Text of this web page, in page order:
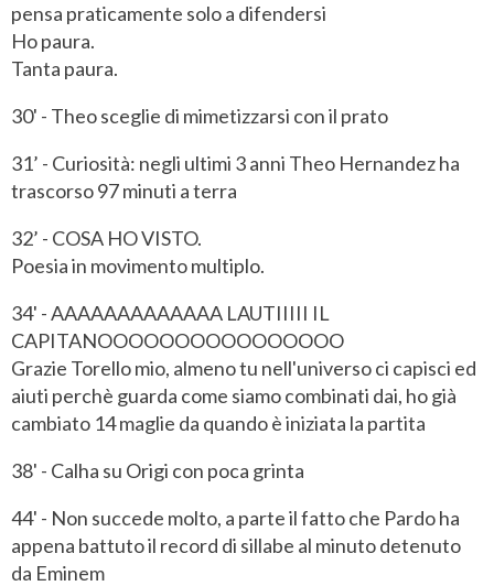
pensa praticamente solo a difendersi
Ho paura.
Tanta paura.
30' - Theo sceglie di mimetizzarsi con il prato
31’ - Curiosità: negli ultimi 3 anni Theo Hernandez ha
trascorso 97 minuti a terra
32’ - COSA HO VISTO.
Poesia in movimento multiplo.
34' - AAAAAAAAAAAAA LAUTIIIII IL
CAPITANOOOOOOOOOOOOOOOO
Grazie Torello mio, almeno tu nell'universo ci capisci ed
aiuti perchè guarda come siamo combinati dai, ho già
cambiato 14 maglie da quando è iniziata la partita
38' - Calha su Origi con poca grinta
44' - Non succede molto, a parte il fatto che Pardo ha
appena battuto il record di sillabe al minuto detenuto
da Eminem